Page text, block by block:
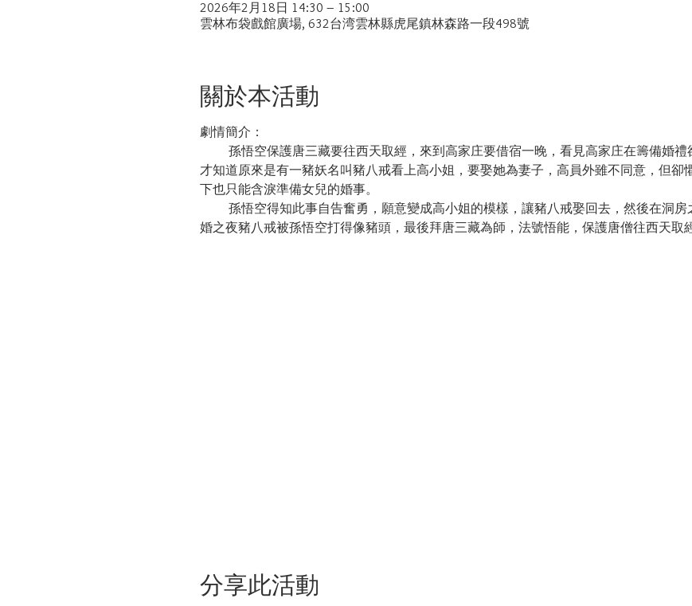
2026年2月18日 14:30 – 15:00
雲林布袋戲館廣場, 632台湾雲林縣虎尾鎮林森路一段498號
關於本活動
劇情簡介：
孫悟空保護唐三藏要往西天取經，來到高家庄要借宿一晚，看見高家庄在籌備婚禮
才知道原來是有一豬妖名叫豬八戒看上高小姐，要娶她為妻子，高員外雖不同意，但卻
下也只能含淚準備女兒的婚事。
孫悟空得知此事自告奮勇，願意變成高小姐的模樣，讓豬八戒娶回去，然後在洞房
婚之夜豬八戒被孫悟空打得像豬頭，最後拜唐三藏為師，法號悟能，保護唐僧往西天取
分享此活動